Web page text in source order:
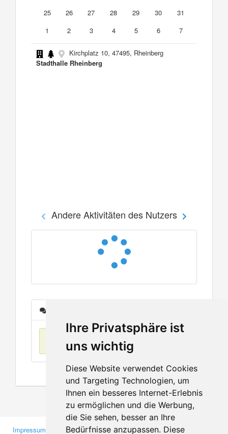
Ihre Privatsphäre ist
uns wichtig
Diese Website verwendet Cookies
und Targeting Technologien, um
Ihnen ein besseres Internet-Erlebnis
zu ermöglichen und die Werbung,
die Sie sehen, besser an Ihre
Bedürfnisse anzupassen. Diese
25
26 27 28 29 30
31
1
2 3 4 5 6 7
Kirchplatz 10, 47495, Rheinberg
Stadthalle Rheinberg
Andere Aktivitäten des Nutzers
Keine Einträge
Impressum Gewerbetreibende